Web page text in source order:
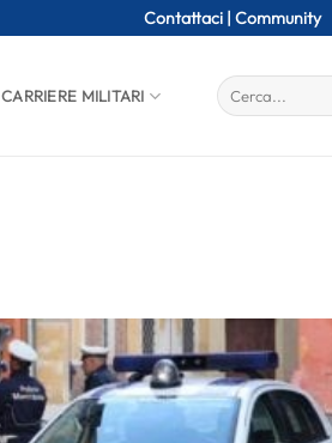
Contattaci | Community
CARRIERE MILITARI